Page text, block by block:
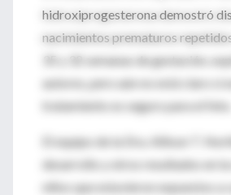
hidroxiprogesterona demostró
nacimientos prematuros
35 y 32 semanas de gestación,
autores, pero aún no está claro si
tratamiento es seguro para el feto.
El equipo de la Dra. Allison T.
desarrollo y otros resultados en la
niños que estuvieron expuestos a